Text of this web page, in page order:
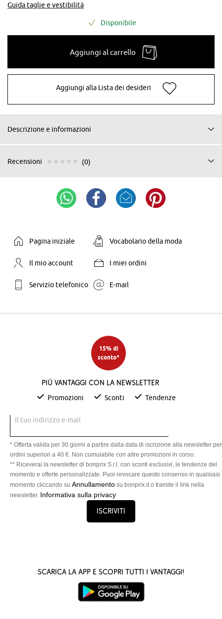
Guida taglie e vestibilità
Disponibile
Aggiungi al carrello
Aggiungi alla Lista dei desideri
Descrizione e informazioni
Recensioni (0)
Pagina iniziale Vocabolario della moda
Il mio account I miei ordini
Servizio telefonico E-mail
15% di
sconto*
Più vantaggi con la newsletter
Promozioni Sconti Tendenze
Il tuo indirizzo e-mail
* Offerta valida per 30 giorni a partire dalla data di iscrizione alla newsletter per
ordini superiori a 40 €. Non cumulabile con altre promozioni in corso.
** Riceverai la newsletter di bonprix S.r.l. con sconti esclusivi, le tendenze del
momento e offerte personalizzate. Puoi revocare questo consenso in qualsiasi
momento cliccando su Annullamento su bonprix.it o tramite il link nella
newsletter. Informativa sulla privacy
Iscriviti
Scarica la App e scopri tutti i vantaggi!